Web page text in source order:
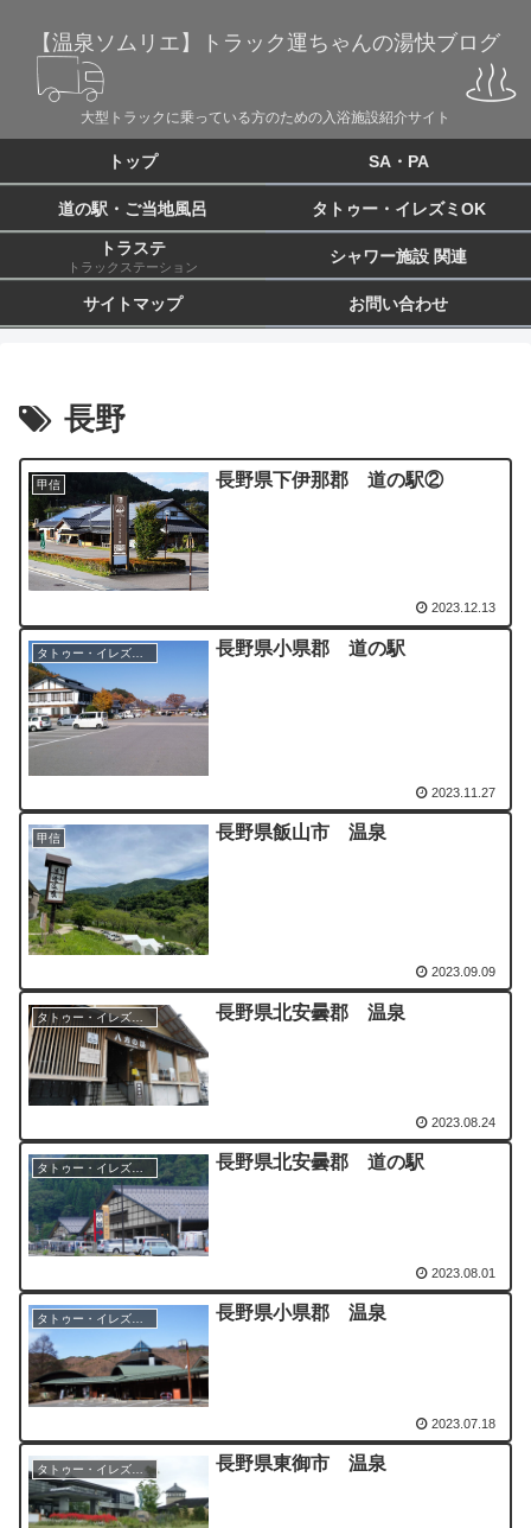
【温泉ソムリエ】トラック運ちゃんの湯快ブログ
大型トラックに乗っている方のための入浴施設紹介サイト
トップ SA・PA
道の駅・ご当地風呂 タトゥー・イレズミOK
トラステ
トラックステーション
シャワー施設 関連
サイトマップ お問い合わせ
長野
甲信 長野県下伊那郡 道の駅②
2023.12.13
タトゥー・イレズミOK 長野県小県郡 道の駅
2023.11.27
甲信 長野県飯山市 温泉
2023.09.09
タトゥー・イレズミOK 長野県北安曇郡 温泉
2023.08.24
タトゥー・イレズミOK 長野県北安曇郡 道の駅
2023.08.01
タトゥー・イレズミOK 長野県小県郡 温泉
2023.07.18
タトゥー・イレズミOK 長野県東御市 温泉